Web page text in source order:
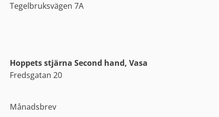
Tegelbruksvägen 7A
Hoppets stjärna Second hand, Vasa
Fredsgatan 20
Månadsbrev